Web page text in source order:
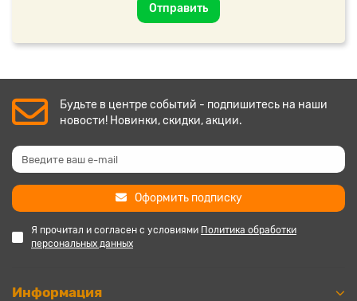
Отправить
Будьте в центре событий - подпишитесь на наши
новости! Новинки, скидки, акции.
Оформить подписку
Я прочитал и согласен с условиями Политика обработки
персональных данных
Информация